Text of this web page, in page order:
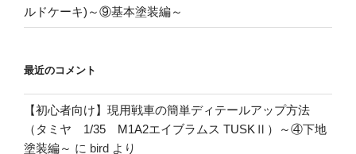
ルドケーキ)～⑨基本塗装編～
最近のコメント
【初心者向け】現用戦車の簡単ディテールアップ方法
（タミヤ 1/35 M1A2エイブラムス TUSKⅡ）～④下地
塗装編～ に bird より